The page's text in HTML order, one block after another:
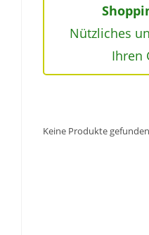
Nützliches
Ihren
Keine Produkte